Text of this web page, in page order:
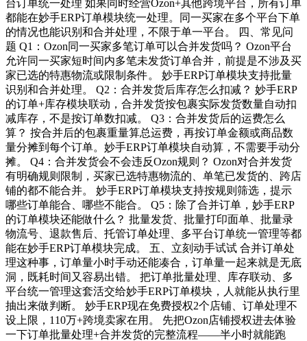
台订单统一处理 如果同时经营Ozon+其他跨境平台，所有订单
都能在妙手ERP订单模块统一处理。同一买家在多个平台下单
的情况也能识别和合并处理，不限于单一平台。 四、常见问
题 Q1：Ozon同一买家多笔订单可以合并发货吗？ Ozon平台
允许同一买家短时间内多笔未发货订单合并，前提是不涉及买
家已选的特惠物流或限制条件。 妙手ERP订单模块支持批量
识别和合并处理。 Q2：合并发货后库存怎么扣减？ 妙手ERP
的订单+库存模块联动，合并发货按包裹实际发货数量自动扣
减库存，不是按订单数扣减。 Q3：合并发货后的运费怎么
算？ 按合并后的包裹重量算总运费，再按订单金额或商品数
量分摊到每个订单。妙手ERP订单模块自动算，不需要手动分
摊。 Q4：合并发货会不会违反Ozon规则？ Ozon对合并发货
有明确规则限制，买家已选特惠物流的、单笔已发货的、跨店
铺的都不能合并。 妙手ERP订单模块支持按规则筛选，提示
哪些订单能合、哪些不能合。 Q5：除了合并订单，妙手ERP
的订单模块还能做什么？ 批量发货、批量打印面单、批量录
物流号、退款售后、托管订单处理、多平台订单统一管理等都
能在妙手ERP订单模块完成。 五、立刻动手试试 合并订单处
理这种事，订单量小时手动还能凑合，订单量一起来就是无底
洞，既耗时间又容易出错。 把订单批量处理、库存联动、多
平台统一管理这套活交给妙手ERP订单模块，人就能从执行里
抽出来做判断。 妙手ERP现在免费授权2个店铺、订单处理不
设上限，110万+跨境卖家在用。 先把Ozon店铺授权进去体验
一下订单批量处理+合并发货的完整流程——半小时就能跑